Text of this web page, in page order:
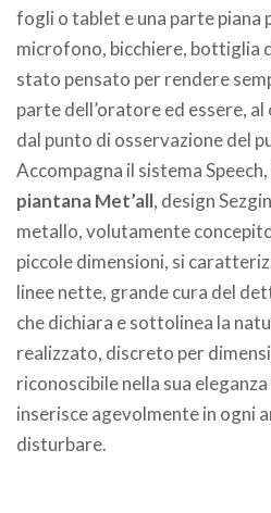
fogli o tablet e una parte
microfono, bicchiere, bottiglia
stato pensato per rendere
parte dell’oratore ed essere,
dal punto di osservazione del
Accompagna il sistema
piantana Met’all, design
metallo, volutamente
piccole dimensioni, si
linee nette, grande cura del
che dichiara e sottolinea la
realizzato, discreto per
riconoscibile nella sua
inserisce agevolmente in ogni
disturbare.